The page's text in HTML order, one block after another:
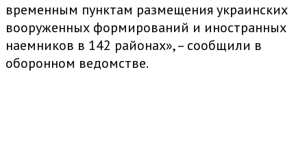
временным пунктам размещения украинских
вооруженных формирований и иностранных
наемников в 142 районах», – сообщили в
оборонном ведомстве.